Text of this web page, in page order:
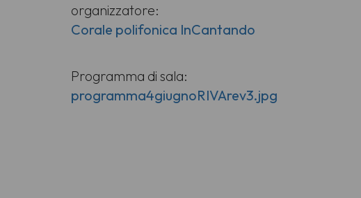
organizzatore:
Corale polifonica InCantando
Programma di sala:
programma4giugnoRIVArev3.jpg